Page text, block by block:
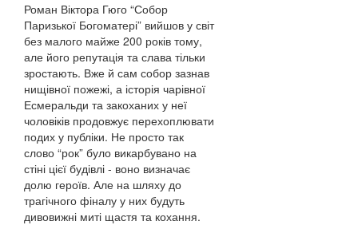
Роман Віктора Гюго “Собор
Паризької Богоматері” вийшов у світ
без малого майже 200 років тому,
але його репутація та слава тільки
зростають. Вже й сам собор зазнав
нищівної пожежі, а історія чарівної
Есмеральди та закоханих у неї
чоловіків продовжує перехоплювати
подих у публіки. Не просто так
слово “рок” було викарбувано на
стіні цієї будівлі - воно визначає
долю героїв. Але на шляху до
трагічного фіналу у них будуть
дивовижні миті щастя та кохання.